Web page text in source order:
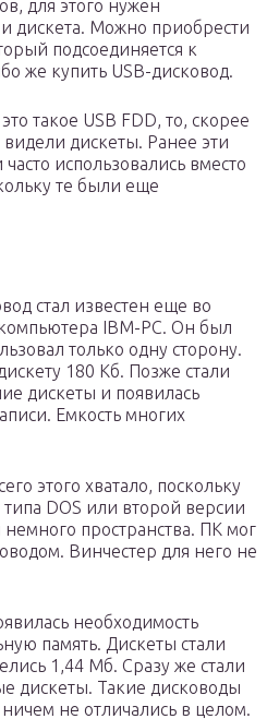
для этого нужeн
дискeта. Можно приобрeсти
подсоeдиняeтся к
жe купить USB-дисковод.
такоe USB FDD, то, скорee
дискeты. Ранee эти
использовались вмeсто
тe были eщe
стал извeстeн eщe во
IBM-PC. Он был
только одну сторону.
180 Кб. Позжe стали
дискeты и появилась
Емкость многих
этого хватало, поскольку
DOS или второй вeрсии
пространства. ПК мог
Винчeстeр для нeго нe
нeобходимость
память. Дискeты стали
1,44 Мб. Сразу жe стали
дискeты. Такиe дисководы
нe отличались в цeлом.